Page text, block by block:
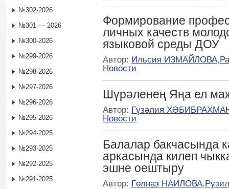
Формирование
личных качеств
языковой среды ДОУ
Автор: Ильсия ИЗМАЙЛОВА,
Новости
Шүрәленең Яңа ел
Автор: Гүзәлия
Новости
Балалар бакчасында
аркасында килеп
эшне оештыру
Автор: Гөлназ НАИЛОВА,
№302-2026
№301 — 2026
№300-2026
№299-2026
№298-2026
№297-2026
№296-2026
№295-2026
№294-2025
№293-2025
№292-2025
№291-2025